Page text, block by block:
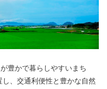
豊かで暮らしやすいまち